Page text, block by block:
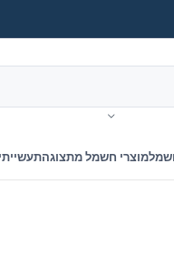
מוצרי חשמל מתצוגה